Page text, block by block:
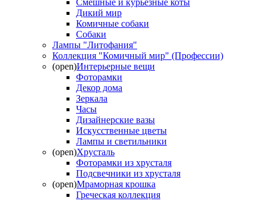
Смешные и курьёзные коты
Дикий мир
Комичные собаки
Собаки
Лампы "Литофания"
Коллекция "Комичный мир" (Профессии)
(open)Интерьерные вещи
Фоторамки
Декор дома
Зеркала
Часы
Дизайнерские вазы
Искусственные цветы
Лампы и светильники
(open)Хрусталь
Фоторамки из хрусталя
Подсвечники из хрусталя
(open)Мраморная крошка
Греческая коллекция